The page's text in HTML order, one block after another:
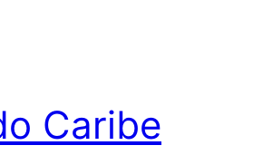
Caribe